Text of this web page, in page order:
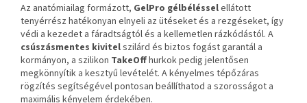
Az anatómiailag formázott, GelPro gélbélésselellátott
tenyérrész hatékonyan elnyeli az ütéseket és a rezgéseket, így
védi a kezedet a fáradtságtól és a kellemetlen rázkódástól. A
csúszásmentes kivitelszilárd és biztos fogást garantál a
kormányon, a szilikon TakeOffhurkok pedig jelentősen
megkönnyítik a kesztyű levételét. A kényelmes tépőzáras
rögzítés segítségével pontosan beállíthatod a szorosságot a
maximális kényelem érdekében.